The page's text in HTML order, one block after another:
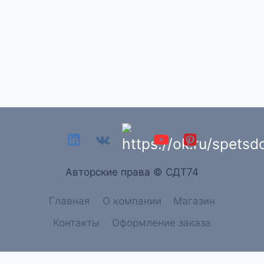
Aвторские права © СДТ74
Главная О компании
Магазин
Контакты
Оформление заказа